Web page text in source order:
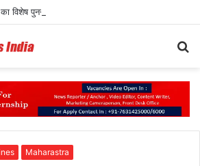
Maharastra